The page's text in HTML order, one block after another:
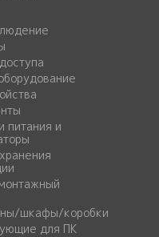
питания и
шкафы/коробки
для ПК